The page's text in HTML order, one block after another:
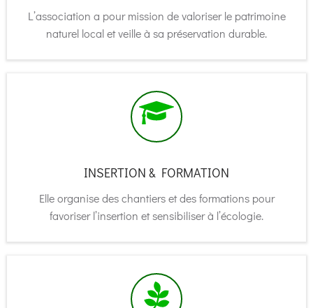
L’association a pour mission de valoriser le patrimoine
naturel local et veille à sa préservation durable.
INSERTION & FORMATION
Elle organise des chantiers et des formations pour
favoriser l’insertion et sensibiliser à l’écologie.